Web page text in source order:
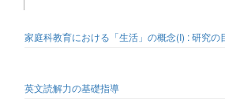
家庭科教育における「生活」の概念(I) : 研究の
英文読解力の基礎指導